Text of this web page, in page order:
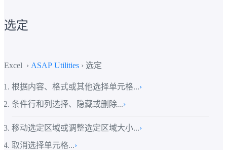
选定
Excel › ASAP Utilities › 选定
根据内容、格式或其他选择单元格...›
条件行和列选择、隐藏或删除...›
移动选定区域或调整选定区域大小...›
取消选择单元格...›